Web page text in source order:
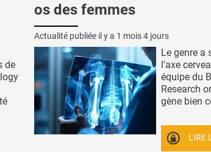
de
os des femmes
Actualité publiée il y a 1 mois 4 jours
Le genre a
l'axe
équipe du
Research
gène bien
LIRE